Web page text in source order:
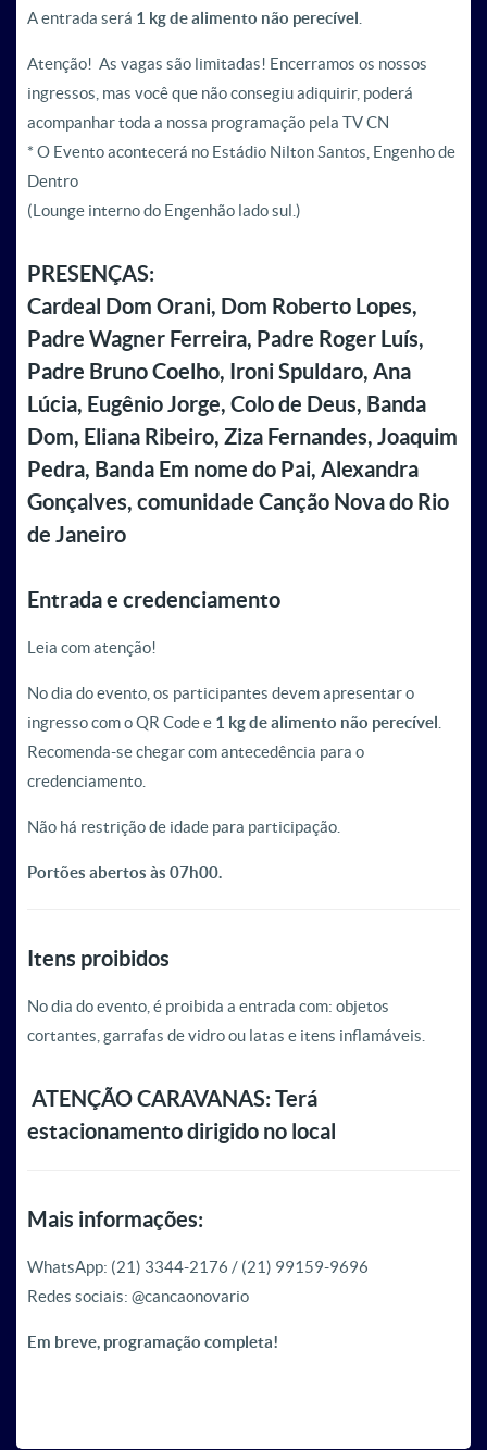
A entrada será 1 kg de alimento não perecível
Atenção! As vagas são limitadas! Encerramos os nossos
ingressos, mas você que não consegiu adiquirir, poderá
acompanhar toda a nossa programação pela TV CN
* O Evento acontecerá no Estádio Nilton Santos, Engenho de
Dentro
(Lounge interno do Engenhão lado sul.)
PRESENÇAS:
Cardeal Dom Orani, Dom Roberto Lopes,
Padre Wagner Ferreira, Padre Roger Luís,
Padre Bruno Coelho, Ironi Spuldaro, Ana
Lúcia, Eugênio Jorge, Colo de Deus, Banda
Dom, Eliana Ribeiro, Ziza Fernandes, Joaquim
Pedra, Banda Em nome do Pai, Alexandra
Gonçalves, comunidade Canção Nova do Rio
de Janeiro
Entrada e credenciamento
Leia com atenção!
No dia do evento, os participantes devem apresentar o
ingresso com o QR Code e 1 kg de alimento não perecível
Recomenda-se chegar com antecedência para o
credenciamento.
Não há restrição de idade para participação.
Portões abertos às 07h00.
Itens proibidos
No dia do evento, é proibida a entrada com: objetos
cortantes, garrafas de vidro ou latas e itens inflamáveis.
ATENÇÃO CARAVANAS: Terá
estacionamento dirigido no local
Mais informações:
WhatsApp: (21) 3344-2176 / (21) 99159-9696
Redes sociais: @cancaonovario
Em breve, programação completa!